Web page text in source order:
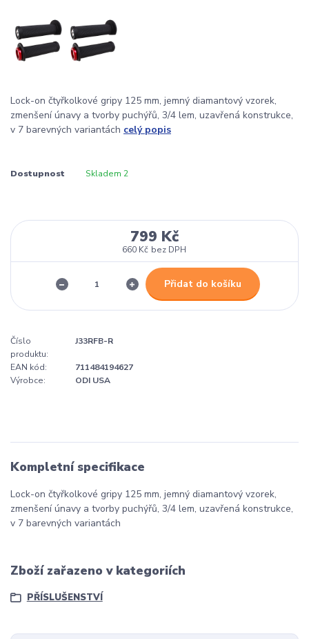
Lock-on čtyřkolkové gripy 125 mm, jemný diamantový vzorek,
zmenšení únavy a tvorby puchýřů, 3/4 lem, uzavřená konstrukce,
v 7 barevných variantách celý popis
Dostupnost Skladem 2
799 Kč
660 Kč bez DPH
Přidat do košíku
Číslo
produktu:
J33RFB-R
EAN kód:
711484194627
Výrobce:
ODI USA
Kompletní specifikace
Lock-on čtyřkolkové gripy 125 mm, jemný diamantový vzorek,
zmenšení únavy a tvorby puchýřů, 3/4 lem, uzavřená konstrukce,
v 7 barevných variantách
Zboží zařazeno v kategoriích
PŘÍSLUŠENSTVÍ